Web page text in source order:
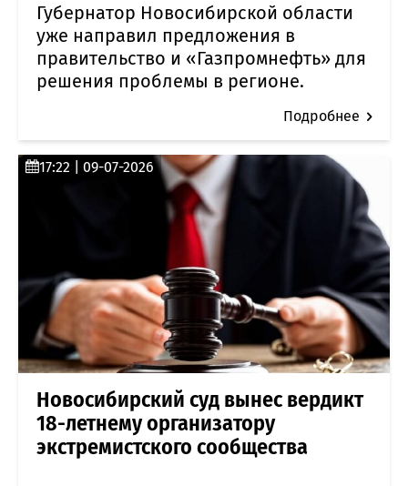
Губернатор Новосибирской области
уже направил предложения в
правительство и «Газпромнефть» для
решения проблемы в регионе.
Подробнее
17:22 | 09-07-2026
Новосибирский суд вынес вердикт
18-летнему организатору
экстремистского сообщества